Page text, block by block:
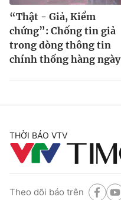
“Thật - Giả, Kiểm
chứng”: Chống tin giả
trong dòng thông tin
chính thống hàng ngày
THỜI BÁO VTV
Theo dõi báo trên